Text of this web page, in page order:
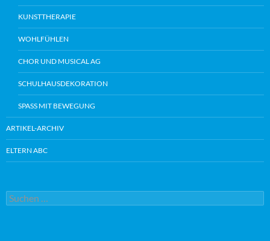
KUNSTTHERAPIE
WOHLFÜHLEN
CHOR UND MUSICAL AG
SCHULHAUSDEKORATION
SPASS MIT BEWEGUNG
ARTIKEL-ARCHIV
ELTERN ABC
Suche
nach: